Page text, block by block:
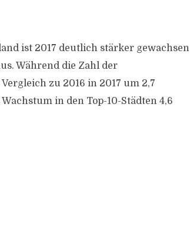
ist 2017 deutlich stärker gewachsen
Während die Zahl der
zu 2016 in 2017 um 2,7
in den Top-10-Städten 4,6